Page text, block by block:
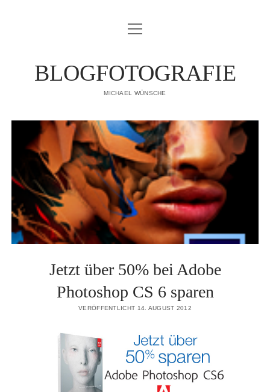
IMPRESSUM
Menü
öffnen
BLOGFOTOGRAFIE
MICHAEL WÜNSCHE
Jetzt über 50% bei Adobe
Photoshop CS 6 sparen
VERÖFFENTLICHT 14. AUGUST 2012